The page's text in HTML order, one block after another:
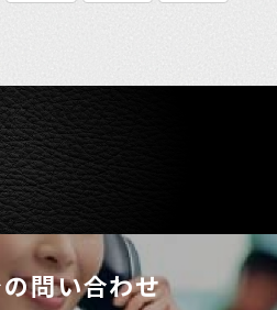
問い合わせ